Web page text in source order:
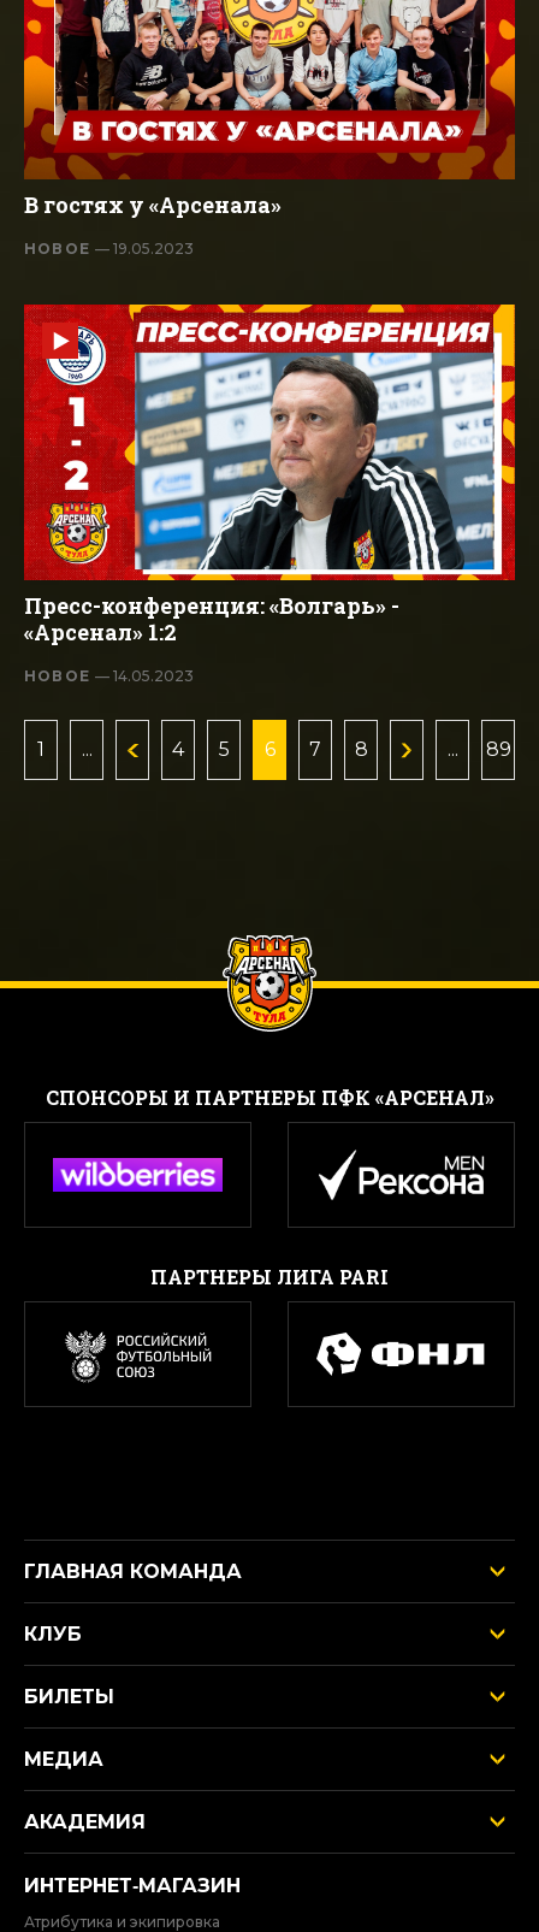
В гостях у «Арсенала»
НОВОЕ— 19.05.2023
Пресс-конференция: «Волгарь» -
«Арсенал» 1:2
НОВОЕ— 14.05.2023
1 ... 4 5 6 7 8 ... 89
CПОНСОРЫ И ПАРТНЕРЫ ПФК «АРСЕНАЛ»
ПАРТНЕРЫ ЛИГА PARI
ГЛАВНАЯ КОМАНДА
КЛУБ
БИЛЕТЫ
МЕДИА
АКАДЕМИЯ
ИНТЕРНЕТ‑МАГАЗИН
Атрибутика и экипировка